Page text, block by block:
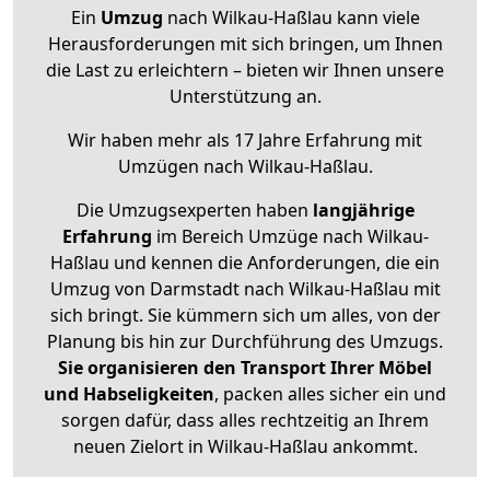
Ein Umzug nach Wilkau-Haßlau kann viele
Herausforderungen mit sich bringen, um Ihnen
die Last zu erleichtern – bieten wir Ihnen unsere
Unterstützung an.
Wir haben mehr als 17 Jahre Erfahrung mit
Umzügen nach Wilkau-Haßlau.
Die Umzugsexperten haben langjährige
Erfahrung im Bereich Umzüge nach Wilkau-
Haßlau und kennen die Anforderungen, die ein
Umzug von Darmstadt nach Wilkau-Haßlau mit
sich bringt. Sie kümmern sich um alles, von der
Planung bis hin zur Durchführung des Umzugs.
Sie organisieren den Transport Ihrer Möbel
und Habseligkeiten, packen alles sicher ein und
sorgen dafür, dass alles rechtzeitig an Ihrem
neuen Zielort in Wilkau-Haßlau ankommt.